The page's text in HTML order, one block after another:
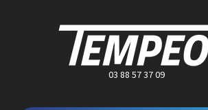
03 88 57 37 09